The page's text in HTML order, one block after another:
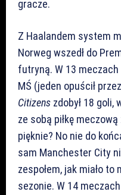
gracze.
Z Haalandem system
Norweg wszedł do
futryną. W 13
MŚ (jeden opuścił
Citizens zdobył 18
ze sobą piłkę
pięknie? No nie do
sam Manchester City
zespołem, jak miało
sezonie. W 14